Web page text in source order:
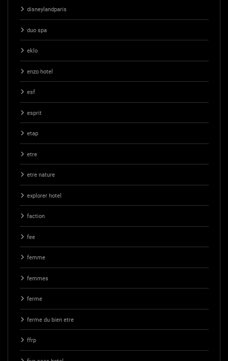
disneylandparis
duo spa
eklo
enzo hotel
esf
esprit
etap
etre
etre nature
explorer hotel
faction
fee
femme
femmes
ferme
ferme du bien etre
ffrp